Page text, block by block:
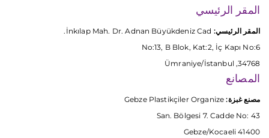
المقر الرئيسي
المقر الرئيسي:
No:13, B Blok, Kat:2, İç Kapı No:6
34768, Ümraniye/İstanbul
المصانع
مصنع غبزة:Gebze Plastikçiler Organize
San. Bölgesi 7. Cadde No: 43
41400 Gebze/Kocaeli